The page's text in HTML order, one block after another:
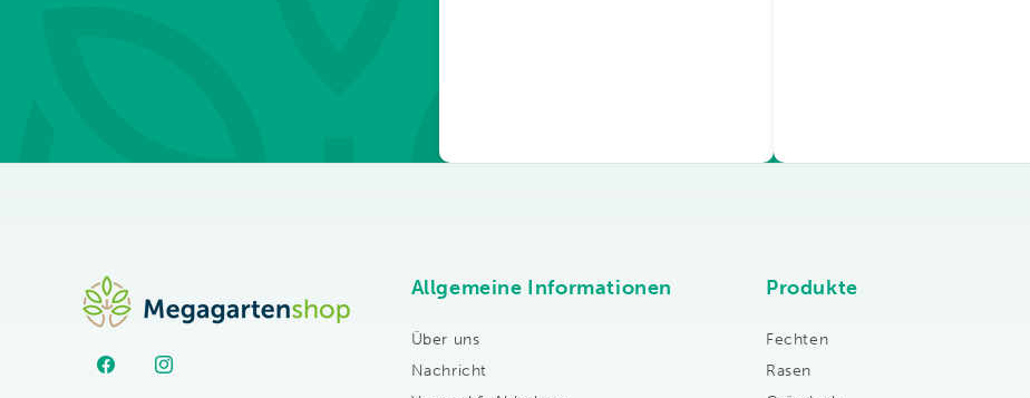
FacebookInstagram
Allgemeine Informationen
Über uns
Nachricht
Produkte
Fechten
Rasen